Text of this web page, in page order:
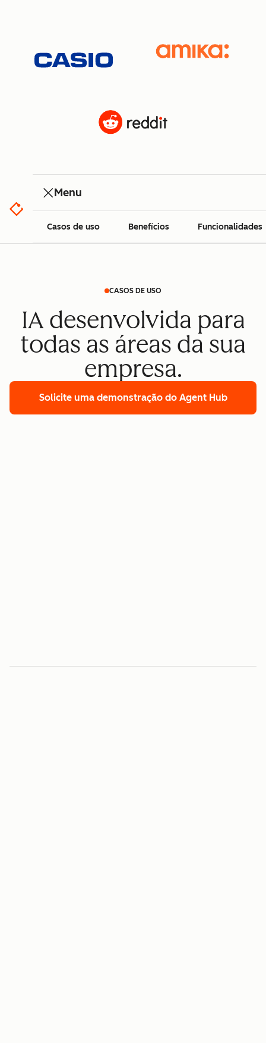
Menu
Casos de uso Benefícios Funcionalidades
CASOS DE USO
IA desenvolvida para
todas as áreas da sua
empresa.
Solicite uma demonstração do Agent Hub